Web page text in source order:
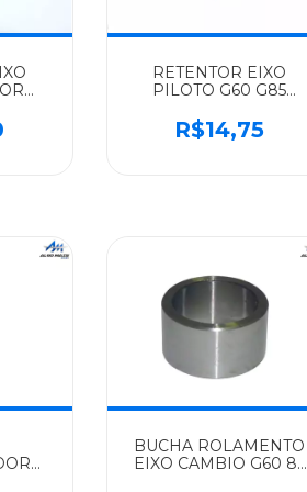
RETENTOR EIXO
PILOTO G60 G85
IMPORTADO 1722
ATEGO 1418/1518 -
R$14,75
BUCHA ROLAMENTO
EIXO CAMBIO G60 85